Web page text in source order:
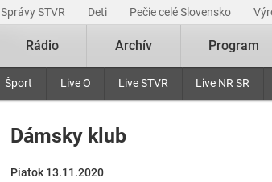
Správy STVR Deti Pečie celé Slovensko
Šport Live O Live STVR Live NR SR
Rádio Archív Program
Dámsky klub
Piatok 13.11.2020